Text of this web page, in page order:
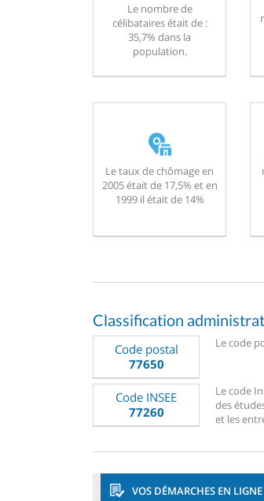
Le nombre de
célibataires était de :
35,7% dans la
population.
Le taux de chômage en
2005 était de 17,5% et en
1999 il était de 14%
Classification
Code postal
77650
Le code
Code INSEE
77260
Le code
des
et les
VOS DÉMARCHES EN LIGNE